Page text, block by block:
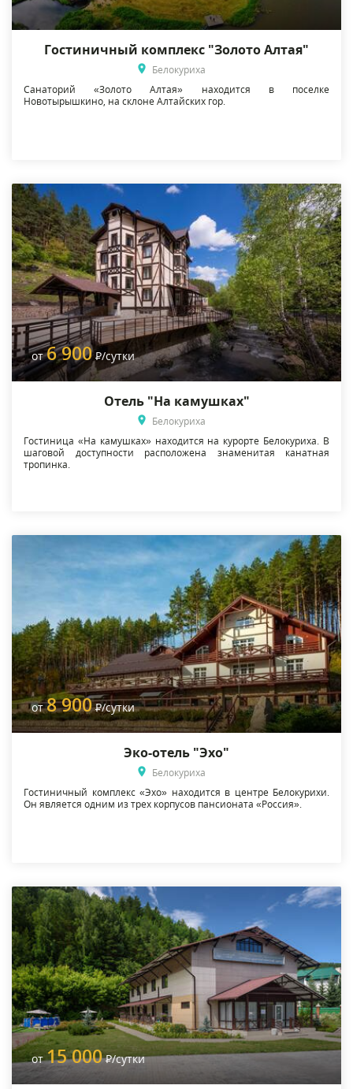
Гостиничный комплекс "Золото Алтая"
Белокуриха
Санаторий «Золото Алтая» находится в поселке
Новотырышкино, на склоне Алтайских гор.
от6 900 Р/сутки
Отель "На камушках"
Белокуриха
Гостиница «На камушках» находится на курорте Белокуриха. В
шаговой доступности расположена знаменитая канатная
тропинка.
от8 900 Р/сутки
Эко-отель "Эхо"
Белокуриха
Гостиничный комплекс «Эхо» находится в центре Белокурихи.
Он является одним из трех корпусов пансионата «Россия».
от15 000 Р/сутки